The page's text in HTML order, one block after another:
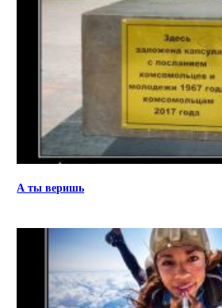
А ты веришь